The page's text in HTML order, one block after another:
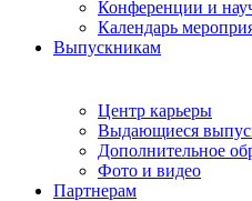
Конференции и
Календарь
Выпускникам
Центр карьеры
Выдающиеся
Дополнительное
Фото и видео
Партнерам